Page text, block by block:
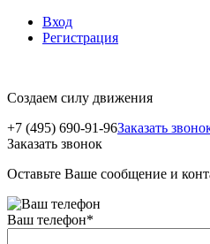
Вход
Регистрация
Создаем силу движения
+7 (495) 690-91-96Заказать
Заказать звонок
Оставьте Ваше сообщение и
Ваш телефон*